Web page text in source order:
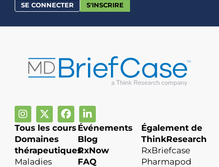
SE CONNECTER S'INSCRIRE
Tous les cours
Domaines
thérapeutiques
Maladies
Événements
Blog
RxNow
FAQ
Également de
ThinkResearch
RxBriefcase
Pharmapod